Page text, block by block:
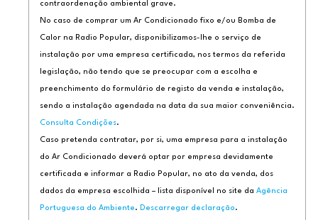
contraordenação ambiental grave.
No caso de comprar um Ar Condicionado fixo e/ou Bomba de
Calor na Radio Popular, disponibilizamos-lhe o serviço de
instalação por uma empresa certificada, nos termos da referida
legislação, não tendo que se preocupar com a escolha e
preenchimento do formulário de registo da venda e instalação,
sendo a instalação agendada na data da sua maior conveniência.
Consulta Condições.
Caso pretenda contratar, por si, uma empresa para a instalação
do Ar Condicionado deverá optar por empresa devidamente
certificada e informar a Radio Popular, no ato da venda, dos
dados da empresa escolhida – lista disponível no site da Agência
Portuguesa do Ambiente. Descarregar declaração.